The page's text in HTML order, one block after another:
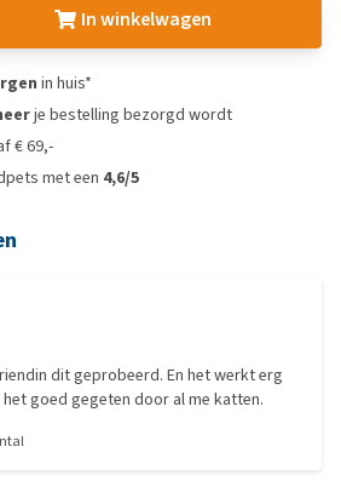
In winkelwagen
in huis*
je bestelling bezorgd wordt
€ 69,-
met een 4,6/5
dit geprobeerd. En het werkt erg
goed gegeten door al me katten.